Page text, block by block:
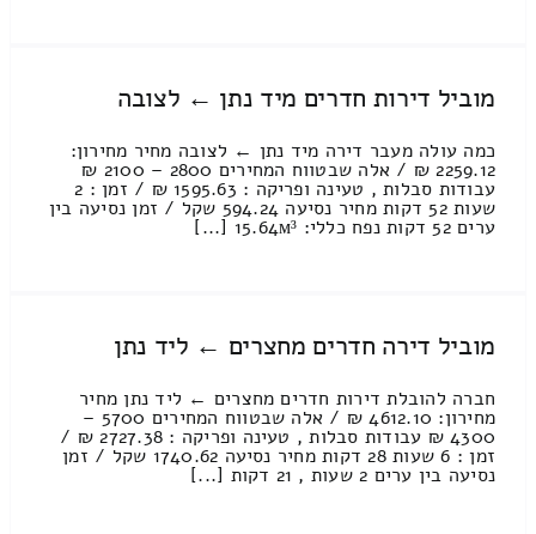
מוביל דירות חדרים מיד נתן ← לצובה
כמה עולה מעבר דירה מיד נתן ← לצובה מחיר מחירון:
2259.12 ₪ / אלה שבטווח המחירים 2800 – 2100 ₪
עבודות סבלות , טעינה ופריקה : 1595.63 ₪ / זמן : 2
שעות 52 דקות מחיר נסיעה 594.24 שקל / זמן נסיעה בין
ערים 52 דקות נפח כללי: 15.64м³ [...]
מוביל דירה חדרים מחצרים ← ליד נתן
חברה להובלת דירות חדרים מחצרים ← ליד נתן מחיר
מחירון: 4612.10 ₪ / אלה שבטווח המחירים 5700 –
4300 ₪ עבודות סבלות , טעינה ופריקה : 2727.38 ₪ /
זמן : 6 שעות 28 דקות מחיר נסיעה 1740.62 שקל / זמן
נסיעה בין ערים 2 שעות , 21 דקות [...]